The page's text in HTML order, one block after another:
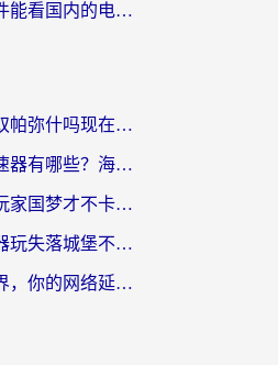
在国外用什么软件能看国内的电视剧啊？留学生亲测有效的回国加速方案
在欧洲可以打战双帕弥什吗现在？跨越延迟墙的实战指南
国外奇迹暖暖加速器有哪些？海外党国服游戏畅玩终极指南（附亲测推荐）
在意大利，怎么玩家国梦才不卡？这份终极加速指南请收好
美国用什么加速器玩失落城堡不卡？海外党亲测有效的国服游戏加速指南
在外国玩魔兽世界，你的网络延迟是最大的敌人